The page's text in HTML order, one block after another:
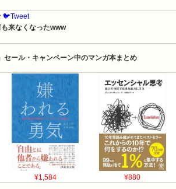
🐦Tweet
来なくなったwww
セール・キャンペーン中のマンガ本まとめ
¥1,584 ¥880